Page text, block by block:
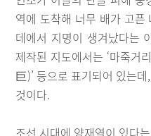
역에 도착해 너무 배가 고
데에서 지명이 생겨났다는
제작된 지도에서는 ‘마죽거
巨)’ 등으로 표기되어 있는
것이다.